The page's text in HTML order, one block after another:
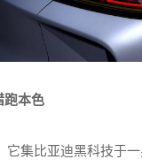
跑本色
集比亚迪黑科技于